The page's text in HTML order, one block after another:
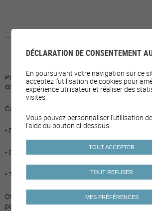
Proposer des conférences sur le thème de la
de la santé, intégration, action sociale, etc.
Ces conférences et soirées peuvent se faire
• Projection de film ;
• Débat ;
• Témoignage.
Organisation d'une garderie pour les enfants
parents et familles monoparentales d'y
DÉCLARATION DE CONSENTEMENT
En poursuivant votre navigation sur ce
acceptez l'utilisation de cookies pour
expérience utilisateur et réaliser des
visites.
Vous pouvez personnaliser l'utilisation
l'aide du bouton ci-dessous.
TOUT ACCEPTER
TOUT REFUSER
MES PRÉFÉRENCES